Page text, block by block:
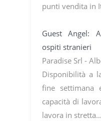
punti vendita in
Guest Angel:
ospiti stranieri
Paradise Srl -
Disponibilità a
fine settimana
capacità di
lavora in stretta…